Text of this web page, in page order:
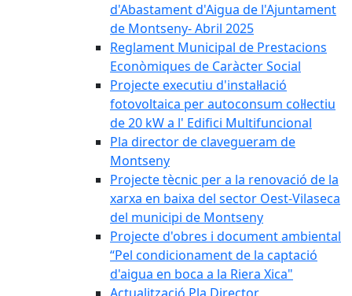
d'Abastament d'Aigua de l'Ajuntament
de Montseny- Abril 2025
Reglament Municipal de Prestacions
Econòmiques de Caràcter Social
Projecte executiu d'instal·lació
fotovoltaica per autoconsum col·lectiu
de 20 kW a l' Edifici Multifuncional
Pla director de clavegueram de
Montseny
Projecte tècnic per a la renovació de la
xarxa en baixa del sector Oest-Vilaseca
del municipi de Montseny
Projecte d'obres i document ambiental
“Pel condicionament de la captació
d'aigua en boca a la Riera Xica"